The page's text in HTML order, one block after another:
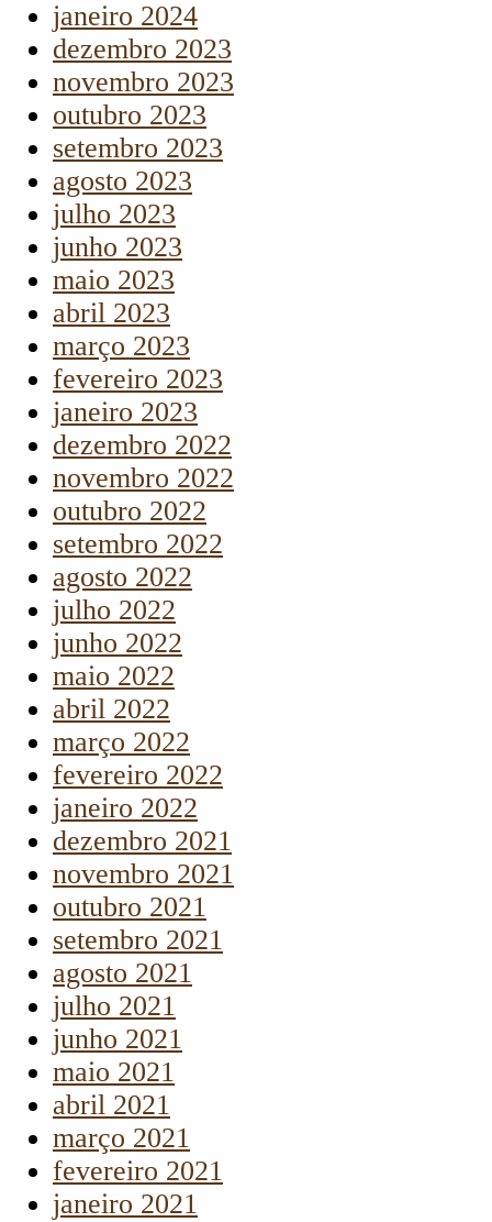
janeiro 2024
dezembro 2023
novembro 2023
outubro 2023
setembro 2023
agosto 2023
julho 2023
junho 2023
maio 2023
abril 2023
março 2023
fevereiro 2023
janeiro 2023
dezembro 2022
novembro 2022
outubro 2022
setembro 2022
agosto 2022
julho 2022
junho 2022
maio 2022
abril 2022
março 2022
fevereiro 2022
janeiro 2022
dezembro 2021
novembro 2021
outubro 2021
setembro 2021
agosto 2021
julho 2021
junho 2021
maio 2021
abril 2021
março 2021
fevereiro 2021
janeiro 2021